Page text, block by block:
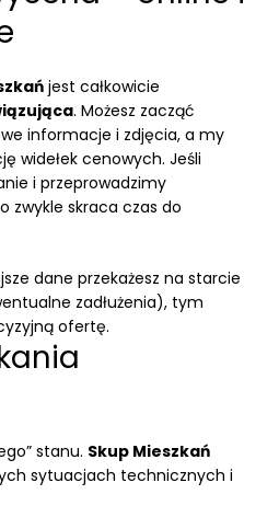
jest całkowicie
. Możesz zacząć
informacje i zdjęcia, a my
widełek cenowych. Jeśli
i przeprowadzimy
zwykle skraca czas do
dane przekażesz na starcie
zadłużenia), tym
ofertę.
stanu. Skup Mieszkań
sytuacjach technicznych i